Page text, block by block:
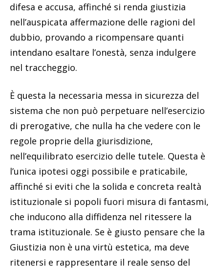
difesa e accusa, affinché si renda giustizia
nell’auspicata affermazione delle ragioni del
dubbio, provando a ricompensare quanti
intendano esaltare l’onestà, senza indulgere
nel traccheggio.
È questa la necessaria messa in sicurezza del
sistema che non può perpetuare nell’esercizio
di prerogative, che nulla ha che vedere con le
regole proprie della giurisdizione,
nell’equilibrato esercizio delle tutele. Questa è
l’unica ipotesi oggi possibile e praticabile,
affinché si eviti che la solida e concreta realtà
istituzionale si popoli fuori misura di fantasmi,
che inducono alla diffidenza nel ritessere la
trama istituzionale. Se è giusto pensare che la
Giustizia non è una virtù estetica, ma deve
ritenersi e rappresentare il reale senso del